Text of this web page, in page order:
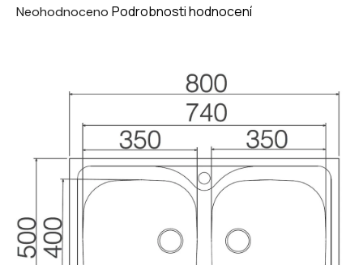
Průměrné hodnocení produktu je 0,0 z 5 hvězdiček.
Neohodnoceno Podrobnosti hodnocení